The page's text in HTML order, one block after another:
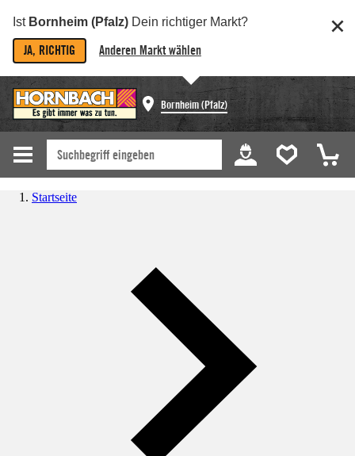
Ist Bornheim (Pfalz) Dein richtiger Markt?
JA, RICHTIG Anderen Markt wählen
Bornheim (Pfalz)
Startseite